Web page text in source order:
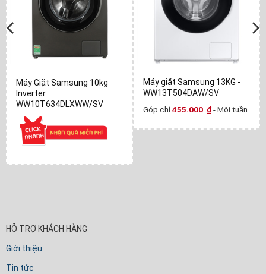
Máy Giặt Samsung 10kg
Inverter
WW10T634DLXWW/SV
Máy giặt Samsung 13KG -
WW13T504DAW/SV
Góp chỉ455.000 ₫- Mỗi tuần
HỖ TRỢ KHÁCH HÀNG
Giới thiệu
Tin tức